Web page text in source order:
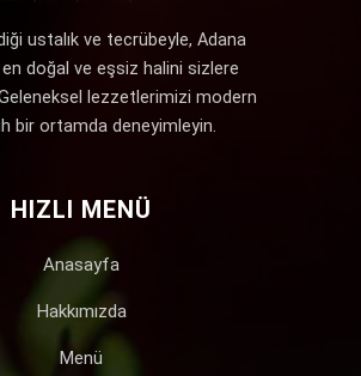
ustalık ve tecrübeyle, Adana
en doğal ve eşsiz halini sizlere
lezzetlerimizi modern
bir ortamda deneyimleyin.
HIZLI MENÜ
Anasayfa
Hakkımızda
Menü